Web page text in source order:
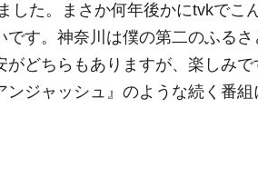
した。まさか何年後かにtvkでこ
す。神奈川は僕の第二のふる
どちらもありますが、楽しみ
ジャッシュ』のような続く番